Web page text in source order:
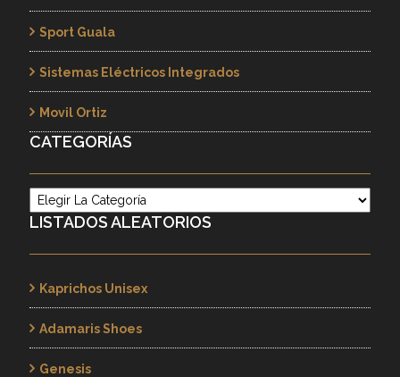
Sport Guala
Sistemas Eléctricos Integrados
Movil Ortiz
CATEGORÍAS
Categorías
LISTADOS ALEATORIOS
Kaprichos Unisex
Adamaris Shoes
Genesis